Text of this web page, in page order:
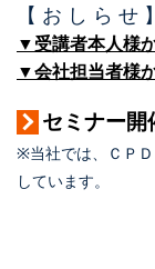
【 お し ら せ 】
▼受講者本人様
▼会社担当者様
セミナー
※当社では、ＣＰ
しています。